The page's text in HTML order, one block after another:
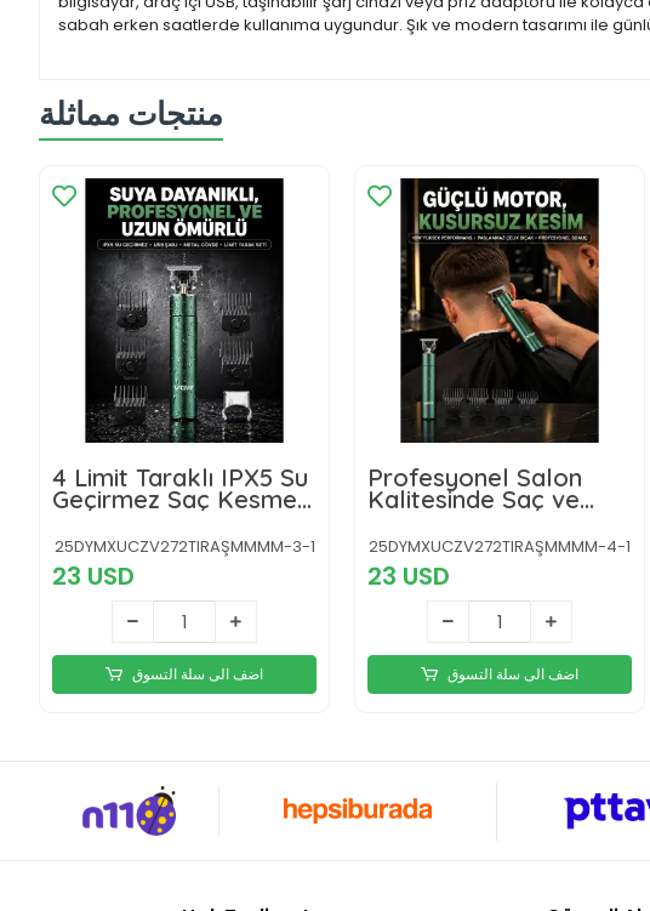
sabah erken saatlerde kullanıma uygundur. Şık ve modern tasarımı ile
منتجات مماثلة
4 Limit Taraklı IPX5 Su
Geçirmez Saç Kesme
Makinesi
25DYMXUCZV272TIRAŞMMMM-3-1
23 USD
اضف الى سلة التسوق
Profesyonel Salon
Kalitesinde Saç ve
Sakal Kesme Makinesi
25DYMXUCZV272TIRAŞMMMM-4-1
23 USD
اضف الى سلة التسوق